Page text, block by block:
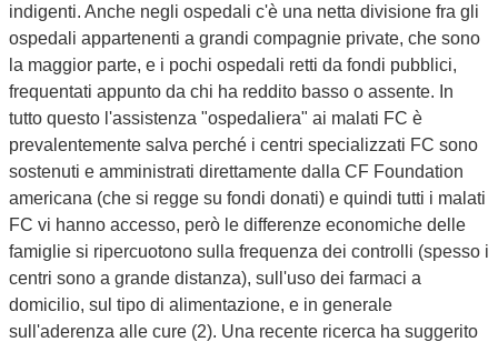
indigenti. Anche negli ospedali c'è una netta divisione fra gli
ospedali appartenenti a grandi compagnie private, che sono
la maggior parte, e i pochi ospedali retti da fondi pubblici,
frequentati appunto da chi ha reddito basso o assente. In
tutto questo l'assistenza "ospedaliera" ai malati FC è
prevalentemente salva perché i centri specializzati FC sono
sostenuti e amministrati direttamente dalla CF Foundation
americana (che si regge su fondi donati) e quindi tutti i malati
FC vi hanno accesso, però le differenze economiche delle
famiglie si ripercuotono sulla frequenza dei controlli (spesso i
centri sono a grande distanza), sull'uso dei farmaci a
domicilio, sul tipo di alimentazione, e in generale
sull'aderenza alle cure (2). Una recente ricerca ha suggerito